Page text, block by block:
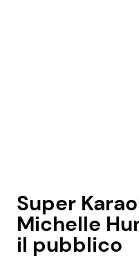
Privacy Policy
Super
Michelle
il pubblico